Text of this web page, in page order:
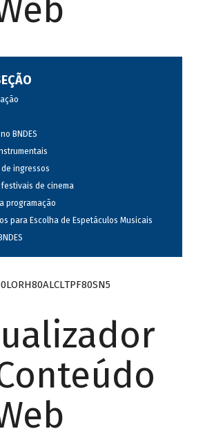
BNDES
de ingressos
festivais de cinema
programação
para Escolha de Espetáculos Musicais